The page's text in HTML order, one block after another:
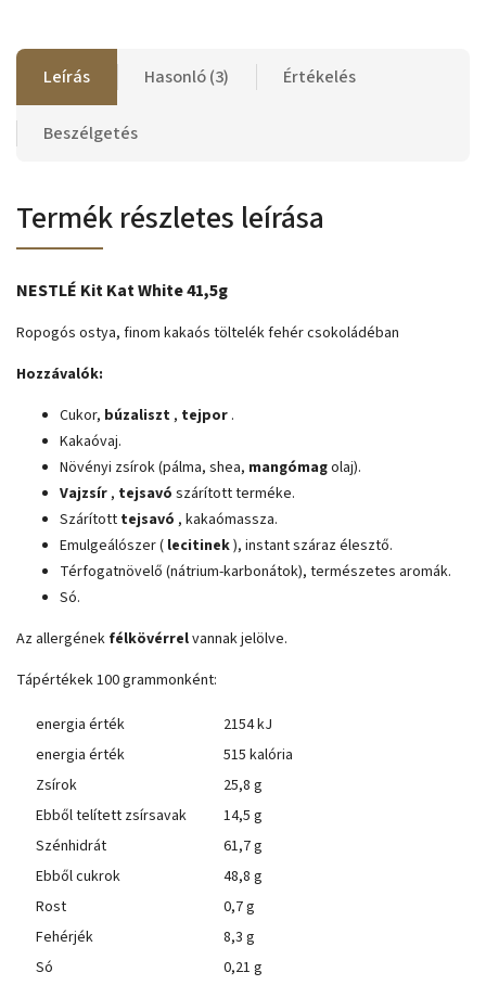
Leírás Hasonló (3) Értékelés
Beszélgetés
Termék részletes leírása
NESTLÉ Kit Kat White 41,5g
Ropogós ostya, finom kakaós töltelék fehér csokoládéban
Hozzávalók:
Cukor, búzaliszt, tejpor .
Kakaóvaj.
Növényi zsírok (pálma, shea, mangómagolaj).
Vajzsír, tejsavó szárított terméke.
Szárított tejsavó , kakaómassza.
Emulgeálószer ( lecitinek), instant száraz élesztő.
Térfogatnövelő (nátrium-karbonátok), természetes aromák.
Só.
Az allergének félkövérrelvannak jelölve.
Tápértékek 100 grammonként:
energia érték
2154 kJ
energia érték
515 kalória
Zsírok
25,8 g
Ebből telített zsírsavak
14,5 g
Szénhidrát
61,7 g
Ebből cukrok
48,8 g
Rost
0,7 g
Fehérjék
8,3 g
Só
0,21 g